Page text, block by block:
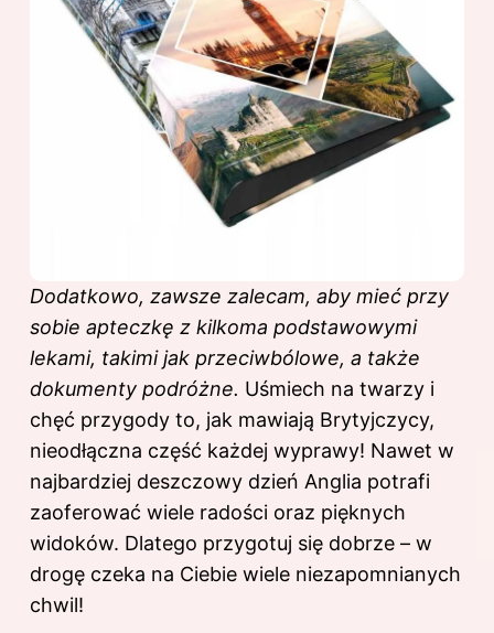
Dodatkowo, zawsze zalecam, aby mieć przy
sobie apteczkę z kilkoma podstawowymi
lekami, takimi jak przeciwbólowe, a także
dokumenty podróżne. Uśmiech na twarzy i
chęć przygody to, jak mawiają Brytyjczycy,
nieodłączna część każdej wyprawy! Nawet w
najbardziej deszczowy dzień Anglia potrafi
zaoferować wiele radości oraz pięknych
widoków. Dlatego przygotuj się dobrze – w
drogę czeka na Ciebie wiele niezapomnianych
chwil!